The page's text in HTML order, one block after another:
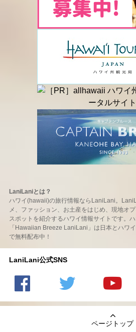
LaniLaniとは？
ハワイ(hawaii)の旅行情報ならLaniLani。
メ、ファッション、お土産をはじめ、現地オ
スポットを紹介するハワイ情報サイトです。
「Hawaiian Breeze LaniLani」は日本とハワ
で無料配布中！
LaniLani公式SNS
の
のtwitter
の
Youtube
チャンネ
ページトップ